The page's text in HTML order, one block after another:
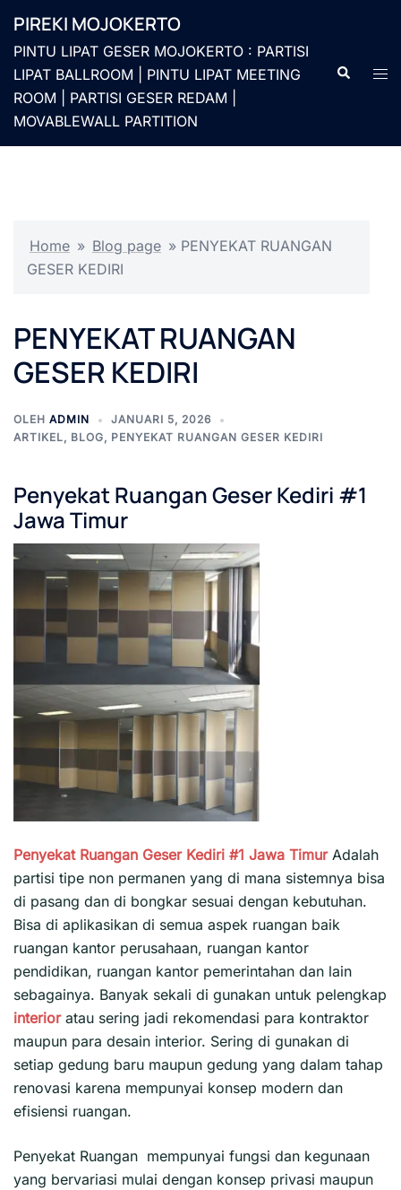
kePIREKI MOJOKERTO
PINTU LIPAT GESER MOJOKERTO : PARTISI
LIPAT BALLROOM | PINTU LIPAT MEETING
ROOM | PARTISI GESER REDAM |
MOVABLEWALL PARTITION
Cari
Home » Blog page » PENYEKAT RUANGAN
GESER KEDIRI
PENYEKAT RUANGAN
GESER KEDIRI
OLEH ADMIN
JANUARI 5, 2026
ARTIKEL, BLOG, PENYEKAT RUANGAN GESER KEDIRI
Penyekat Ruangan Geser Kediri #1
Jawa Timur
Penyekat Ruangan Geser Kediri #1 Jawa TimurAdalah
partisi tipe non permanen yang di mana sistemnya bisa
di pasang dan di bongkar sesuai dengan kebutuhan.
Bisa di aplikasikan di semua aspek ruangan baik
ruangan kantor perusahaan, ruangan kantor
pendidikan, ruangan kantor pemerintahan dan lain
sebagainya. Banyak sekali di gunakan untuk pelengkap
interioratau sering jadi rekomendasi para kontraktor
maupun para desain interior. Sering di gunakan di
setiap gedung baru maupun gedung yang dalam tahap
renovasi karena mempunyai konsep modern dan
efisiensi ruangan.
Penyekat Ruangan mempunyai fungsi dan kegunaan
yang bervariasi mulai dengan konsep privasi maupun